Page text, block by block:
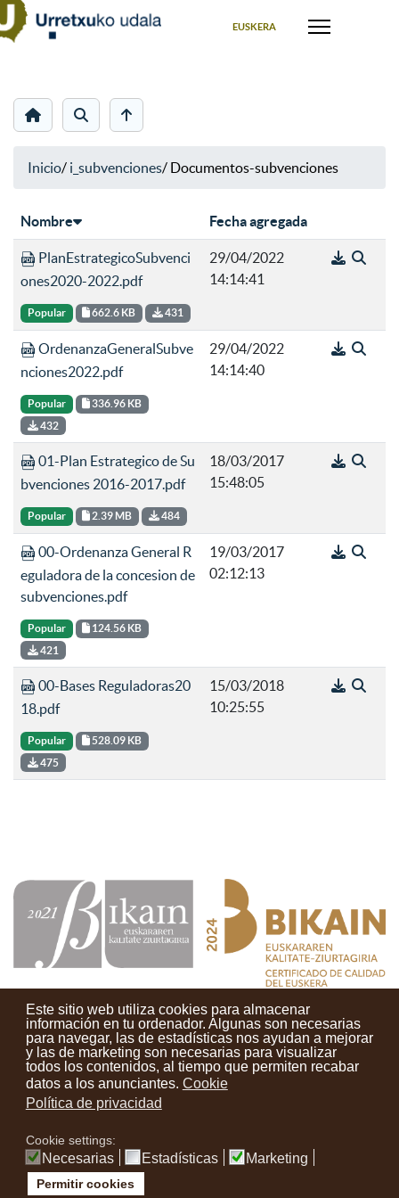
Este sitio web utiliza cookies para almacenar
información en tu ordenador. Algunas son necesarias
para navegar, las de estadísticas nos ayudan a mejorar
y las de marketing son necesarias para visualizar
todos los contenidos, al tiempo que permiten recabar
datos a los anunciantes. Cookie
Política de privacidad
Cookie settings:
Necesarias Estadísticas Marketing
Permitir cookies
EUSKERA
Inicio/ i_subvenciones/ Documentos-subvenciones
Nombre Fecha agregada
PlanEstrategicoSubvenci
ones2020-2022.pdf
Popular 662.6 KB 431
29/04/2022
14:14:41
OrdenanzaGeneralSubve
nciones2022.pdf
Popular
336.96 KB
432
29/04/2022
14:14:40
01-Plan Estrategico de Su
bvenciones 2016-2017.pdf
Popular 2.39 MB 484
18/03/2017
15:48:05
00-Ordenanza General R
eguladora de la concesion de
subvenciones.pdf
Popular
124.56 KB
421
19/03/2017
02:12:13
00-Bases Reguladoras20
18.pdf
Popular
528.09 KB
475
15/03/2018
10:25:55
Contactos Condiciones de uso Aviso legal
Noticias
Tu opinión cuenta